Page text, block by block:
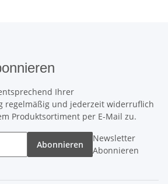
Ihrer
regelmäßig und jederzeit widerruflich
Produktsortiment per E-Mail zu.
Abonnieren
Newsletter
Abonnieren